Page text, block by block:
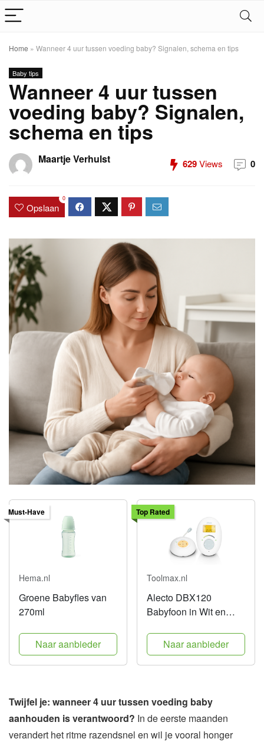
Home » Wanneer 4 uur tussen voeding baby? Signalen, schema en tips
Baby tips
Wanneer 4 uur tussen
voeding baby? Signalen,
schema en tips
Maartje Verhulst 629Views 0
Opslaan
0
Must-Have
Hema.nl
Groene Babyfles van
270ml
Naar aanbieder
Top Rated
Toolmax.nl
Alecto DBX120
Babyfoon in Wit en
Naar aanbieder
Twijfel je: wanneer 4 uur tussen voeding baby
aanhouden is verantwoord? In de eerste maanden
verandert het ritme razendsnel en wil je vooral honger